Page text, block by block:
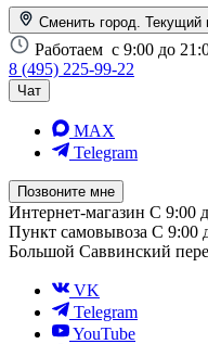
Сменить город. Текущий
Работаем с 9:00 до
8 (495) 225-99-22
Чат
MAX
Telegram
Позвоните мне
Интернет-магазин С 9:00
Пункт самовывоза С 9:00
Большой Саввинский
VK
Telegram
YouTube